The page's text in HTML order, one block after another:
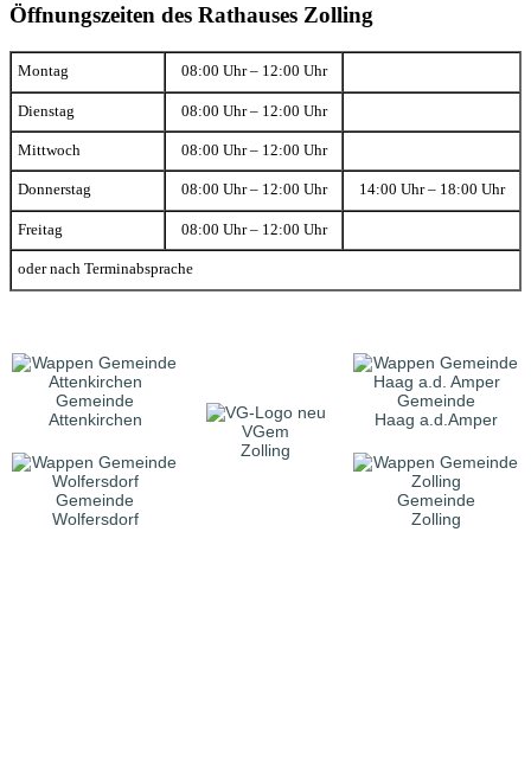
Öffnungszeiten des Rathauses Zolling
Montag 08:00 Uhr – 12:00 Uhr
Dienstag 08:00 Uhr – 12:00 Uhr
Mittwoch 08:00 Uhr – 12:00 Uhr
Donnerstag 08:00 Uhr – 12:00 Uhr 14:00 Uhr – 18:00 Uhr
Freitag 08:00 Uhr – 12:00 Uhr
oder nach Terminabsprache
Gemeinde
Attenkirchen
VGem
Zolling
Gemeinde
Haag a.d.Amper
Gemeinde
Wolfersdorf
Gemeinde
Zolling